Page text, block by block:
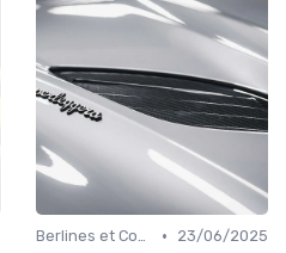
Berlines et Compactes •
23/06/2025